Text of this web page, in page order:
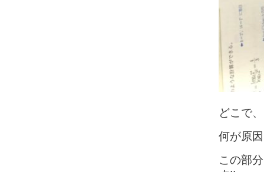
どこで
何が原
この部